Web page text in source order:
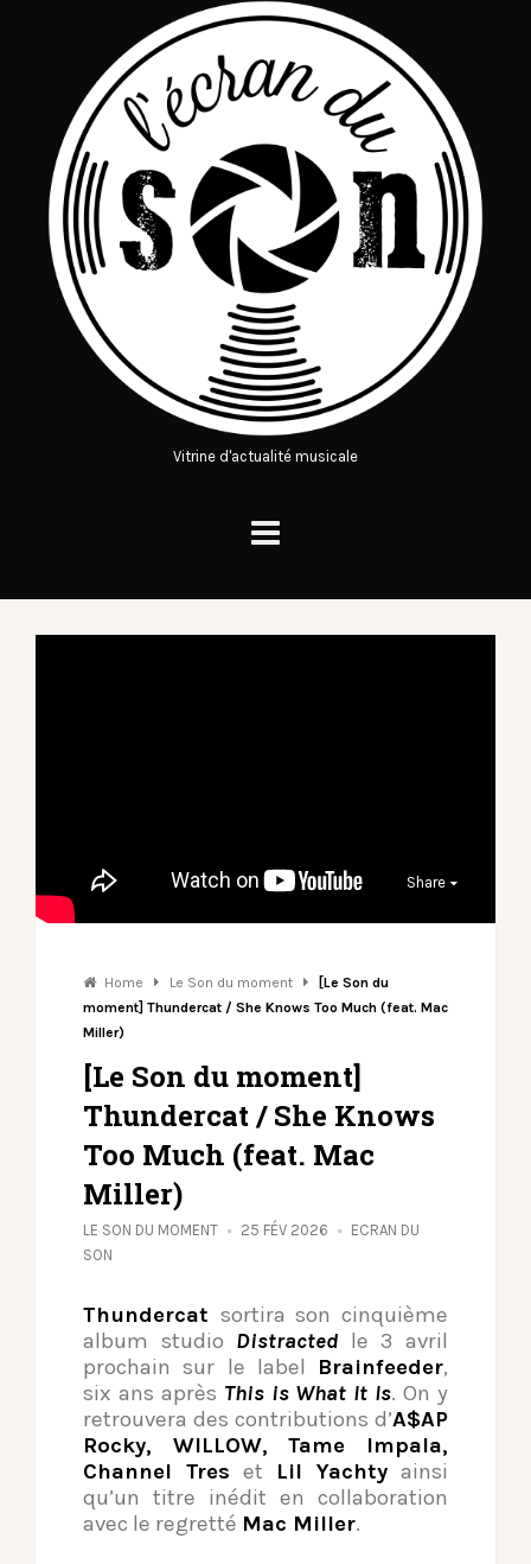
Vitrine d'actualité musicale
Share
Home Le Son du moment
[Le Son du
moment] Thundercat / She Knows Too Much (feat. Mac
Miller)
[Le Son du moment]
Thundercat / She Knows
Too Much (feat. Mac
Miller)
LE SON DU MOMENT 25 FÉV 2026
ECRAN DU
SON
Thundercat sortira son cinquième
album studio Distracted le 3 avril
prochain sur le label Brainfeeder,
six ans après This is What It Is. On y
retrouvera des contributions d’A$AP
Rocky, WILLOW, Tame Impala,
Channel Tres et Lil Yachty ainsi
qu’un titre inédit en collaboration
avec le regretté Mac Miller.